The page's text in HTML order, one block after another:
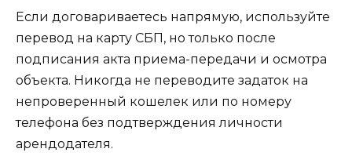
Если договариваетесь напрямую, используйте
перевод на карту СБП, но только после
подписания акта приема-передачи и осмотра
объекта. Никогда не переводите задаток на
непроверенный кошелек или по номеру
телефона без подтверждения личности
арендодателя.